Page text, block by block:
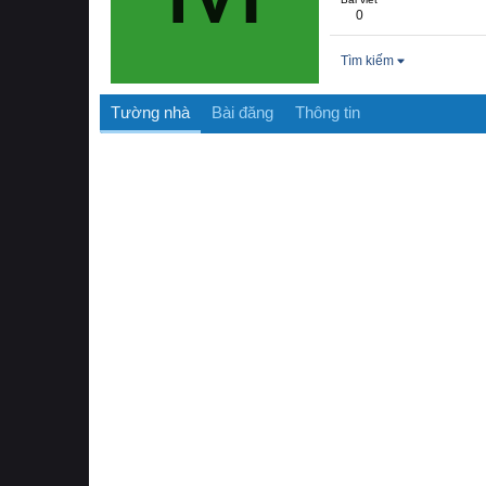
0
Tìm kiếm
Tường nhà Bài đăng Thông tin